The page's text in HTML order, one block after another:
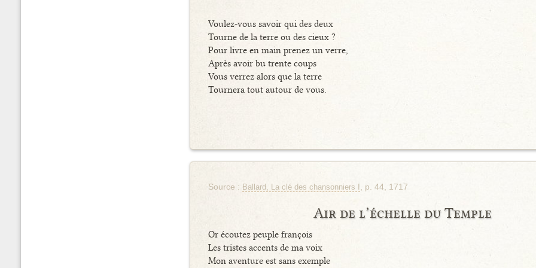
Voulez-vous savoir qui des deux
Tourne de la terre ou des cieux ?
Pour livre en main prenez un verre,
Après avoir bu trente coups
Vous verrez alors que la terre
Tournera tout autour de vous.
Source : Ballard, La clé des chansonniers I , p. 44, 1717
Air de l’échelle du Temple
Or écoutez peuple françois
Les tristes accents de ma voix
Mon aventure est sans exemple